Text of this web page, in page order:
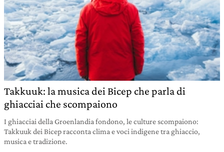
Takkuuk: la musica dei Bicep che parla di
ghiacciai che scompaiono
I ghiacciai della Groenlandia fondono, le culture scompaiono:
Takkuuk dei Bicep racconta clima e voci indigene tra ghiaccio,
musica e tradizione.